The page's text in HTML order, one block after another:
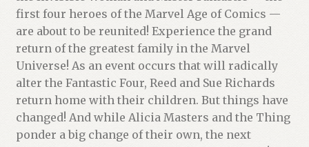
first four heroes of the Marvel Age of Comics —
are about to be reunited! Experience the grand
return of the greatest family in the Marvel
Universe! As an event occurs that will radically
alter the Fantastic Four, Reed and Sue Richards
return home with their children. But things have
changed! And while Alicia Masters and the Thing
ponder a big change of their own, the next